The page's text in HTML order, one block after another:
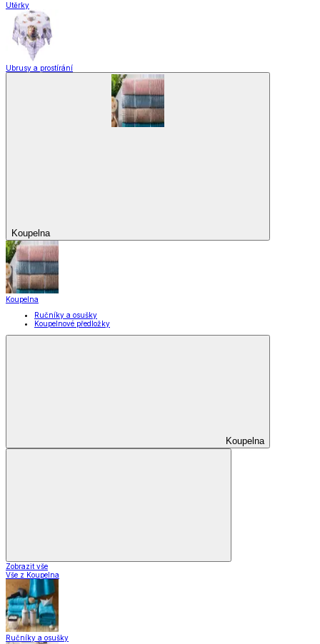
Utěrky
Ubrusy a prostírání
Koupelna
Koupelna
Ručníky a osušky
Koupelnové předložky
Koupelna
Zobrazit vše
Vše z Koupelna
Ručníky a osušky